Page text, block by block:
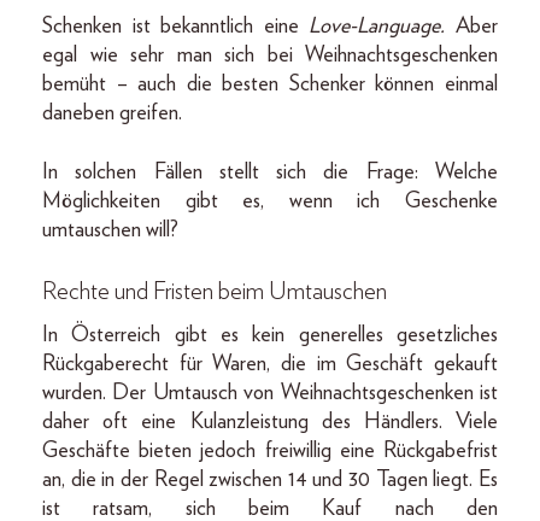
Schenken ist bekanntlich eine Love-Language. Aber
egal wie sehr man sich bei Weihnachtsgeschenken
bemüht – auch die besten Schenker können einmal
daneben greifen.
In solchen Fällen stellt sich die Frage: Welche
Möglichkeiten gibt es, wenn ich Geschenke
umtauschen will?
Rechte und Fristen beim Umtauschen
In Österreich gibt es kein generelles gesetzliches
Rückgaberecht für Waren, die im Geschäft gekauft
wurden. Der Umtausch von Weihnachtsgeschenken ist
daher oft eine Kulanzleistung des Händlers. Viele
Geschäfte bieten jedoch freiwillig eine Rückgabefrist
an, die in der Regel zwischen 14 und 30 Tagen liegt. Es
ist ratsam, sich beim Kauf nach den